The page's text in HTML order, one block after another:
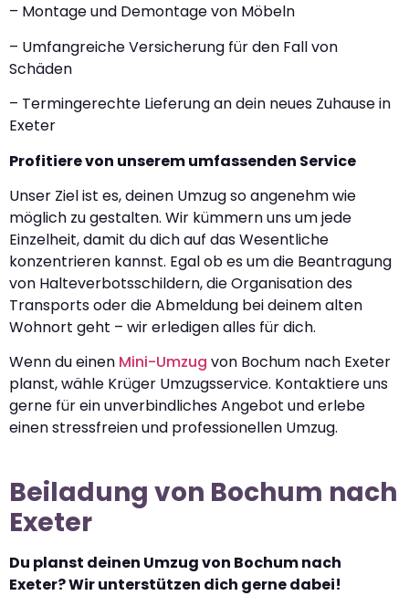
– Montage und Demontage von Möbeln
– Umfangreiche Versicherung für den Fall von
Schäden
– Termingerechte Lieferung an dein neues Zuhause in
Exeter
Profitiere von unserem umfassenden Service
Unser Ziel ist es, deinen Umzug so angenehm wie
möglich zu gestalten. Wir kümmern uns um jede
Einzelheit, damit du dich auf das Wesentliche
konzentrieren kannst. Egal ob es um die Beantragung
von Halteverbotsschildern, die Organisation des
Transports oder die Abmeldung bei deinem alten
Wohnort geht – wir erledigen alles für dich.
Wenn du einen Mini-Umzug von Bochum nach Exeter
planst, wähle Krüger Umzugsservice. Kontaktiere uns
gerne für ein unverbindliches Angebot und erlebe
einen stressfreien und professionellen Umzug.
Beiladung von Bochum nach
Exeter
Du planst deinen Umzug von Bochum nach
Exeter? Wir unterstützen dich gerne dabei!